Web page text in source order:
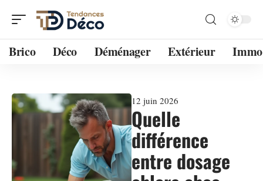
Brico Déco Déménager Extérieur Immo
12 juin 2026
Quelle
différence
entre dosage